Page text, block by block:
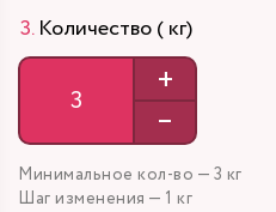
Количество ( кг)
+
–
Минимальное кол-во — 3 кг
Шаг изменения — 1 кг